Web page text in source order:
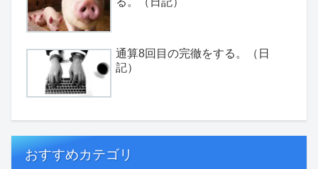
通算8回目の完徹をする。（日
記）
おすすめカテゴリ